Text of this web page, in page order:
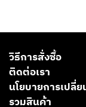
วิธีการสั่งซื้อ
ติดต่อเรา
นโยบายการเปลี่
รวมสินค้า